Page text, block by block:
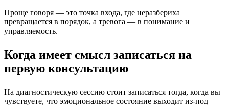
Проще говоря — это точка входа, где неразбериха
превращается в порядок, а тревога — в понимание и
управляемость.
Когда имеет смысл записаться на
первую консультацию
На диагностическую сессию стоит записаться тогда, когда вы
чувствуете, что эмоциональное состояние выходит из-под